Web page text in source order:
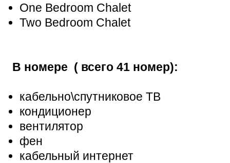
One Bedroom Chalet
Two Bedroom Chalet
В номере ( всего 41 номер):
кабельно\спутниковое ТВ
кондиционер
вентилятор
фен
кабельный интернет